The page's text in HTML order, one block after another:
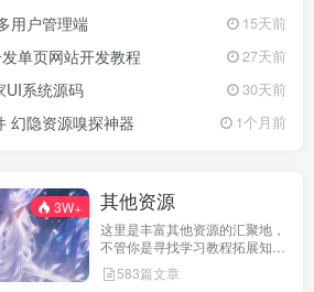
用户管理端 15天前
单页网站开发教程 27天前
UI系统源码 30天前
幻隐资源嗅探神器 1个月前
3W+ 其他资源
这里是丰富其他资源的汇聚地，
不管你是寻找学习教程拓展知
识，还是搜集各类素材激发创作
灵感，亦或是查询专业数据辅助
583篇文章